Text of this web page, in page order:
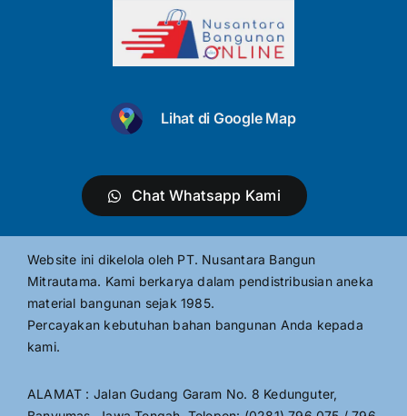
Lihat di Google Map
Chat Whatsapp Kami
Website ini dikelola oleh PT. Nusantara Bangun
Mitrautama. Kami berkarya dalam pendistribusian aneka
material bangunan sejak 1985.
Percayakan kebutuhan bahan bangunan Anda kepada
kami.
ALAMAT : Jalan Gudang Garam No. 8 Kedunguter,